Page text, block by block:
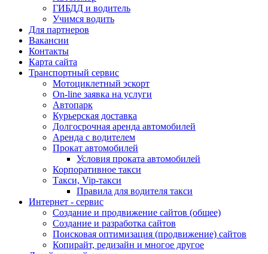
ГИБДД и водитель
Учимся водить
Для партнеров
Вакансии
Контакты
Карта сайта
Транспортный сервис
Мотоциклетный эскорт
On-line заявка на услуги
Автопарк
Курьерская доставка
Долгосрочная аренда автомобилей
Аренда с водителем
Прокат автомобилей
Условия проката автомобилей
Корпоративное такси
Такси, Vip-такси
Правила для водителя такси
Интернет - сервис
Создание и продвижение сайтов (общее)
Создание и разработка сайтов
Поисковая оптимизация (продвижение) сайтов
Копирайт, редизайн и многое другое